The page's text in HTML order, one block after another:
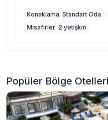
Konaklama: Standart Oda
Misafirler: 2 yetişkin
Popüler Bölge Otelleri